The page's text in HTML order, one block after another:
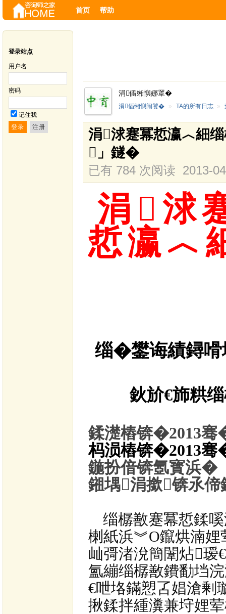
首页 帮助
登录站点
用户名
密码
记住我
涓偛缃懙娜罩�
涓偛缃懙闹饕� » TA的所有日志 »
涓浗蹇冪悊瀛︿細
」鐩�
已有 784 次阅读 2013-
涓浗
悊瀛︿
缁�鐢诲績鐞
鈥斺€斾粠
鍒濋樁锛�2013骞
杩涢樁锛�2013骞
鍦扮偣锛氬寳浜�
鎺堣涓撳锛氶
缁樼敾蹇冪悊鍒
楋紙浜︾О鑹烘湳娌
屾彁渚涗簡闈炶瑷
氳繃缁樼敾鐨勫垱
€呭垎鏋愬叾娼滄剰
揪鍒拌緟瀵兼垨娌